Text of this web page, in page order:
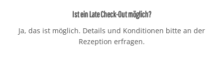
Ist ein Late Check-Out möglich?
Ja, das ist möglich. Details und Konditionen bitte an der
Rezeption erfragen.